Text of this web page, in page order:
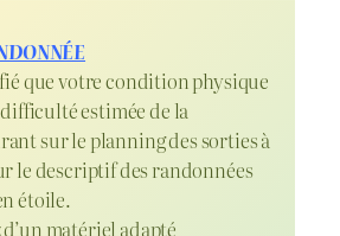
que votre condition physique
estimée de la
sur le planning des sorties à
le descriptif des randonnées
étoile.
matériel adapté